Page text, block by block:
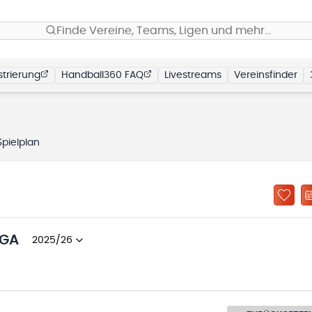
Finde Vereine, Teams, Ligen und mehr…
Handball360 FAQ Livestreams Vereinsfinder
2025/26